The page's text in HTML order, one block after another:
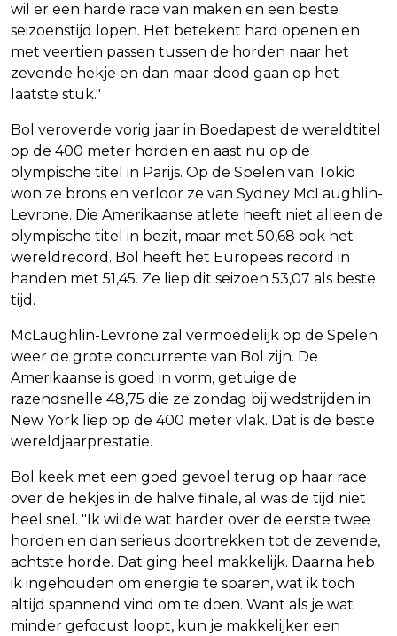
wil er een harde race van maken en een beste
seizoenstijd lopen. Het betekent hard openen en
met veertien passen tussen de horden naar het
zevende hekje en dan maar dood gaan op het
laatste stuk."
Bol veroverde vorig jaar in Boedapest de wereldtitel
op de 400 meter horden en aast nu op de
olympische titel in Parijs. Op de Spelen van Tokio
won ze brons en verloor ze van Sydney McLaughlin-
Levrone. Die Amerikaanse atlete heeft niet alleen de
olympische titel in bezit, maar met 50,68 ook het
wereldrecord. Bol heeft het Europees record in
handen met 51,45. Ze liep dit seizoen 53,07 als beste
tijd.
McLaughlin-Levrone zal vermoedelijk op de Spelen
weer de grote concurrente van Bol zijn. De
Amerikaanse is goed in vorm, getuige de
razendsnelle 48,75 die ze zondag bij wedstrijden in
New York liep op de 400 meter vlak. Dat is de beste
wereldjaarprestatie.
Bol keek met een goed gevoel terug op haar race
over de hekjes in de halve finale, al was de tijd niet
heel snel. "Ik wilde wat harder over de eerste twee
horden en dan serieus doortrekken tot de zevende,
achtste horde. Dat ging heel makkelijk. Daarna heb
ik ingehouden om energie te sparen, wat ik toch
altijd spannend vind om te doen. Want als je wat
minder gefocust loopt, kun je makkelijker een